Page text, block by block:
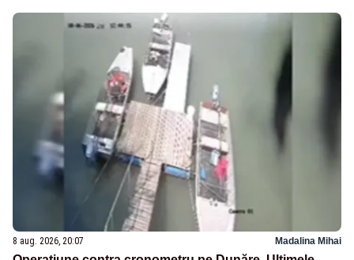
8 aug. 2026, 20:07 Madalina Mihai